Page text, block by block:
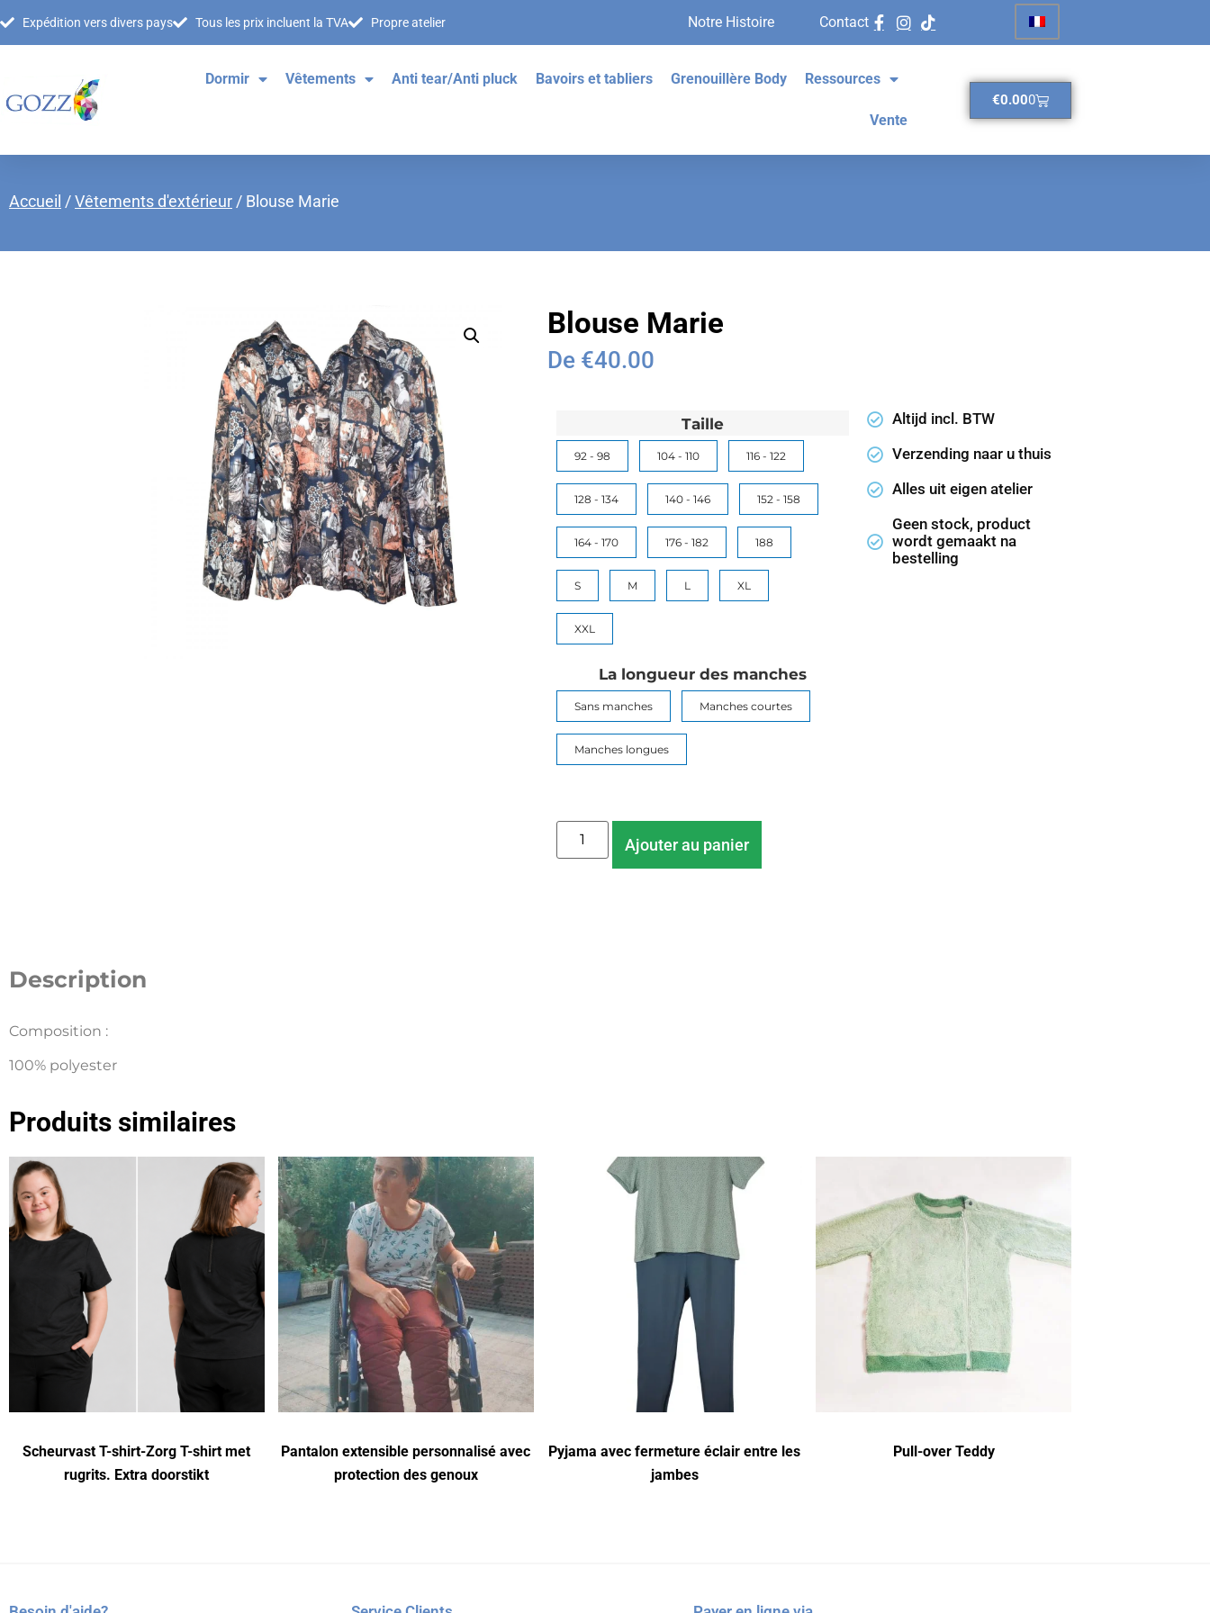
Expédition vers divers pays Tous les prix incluent la TVA Propre atelier Notre Histoire Contact
Dormir Vêtements Anti tear/Anti pluck Bavoirs et tabliers Grenouillère Body Ressources
Vente
€0.000
Accueil /Vêtements d'extérieur / Blouse Marie
Blouse Marie
De €40.00
Taille
92 - 98 104 - 110 116 - 122
128 - 134 140 - 146 152 - 158
164 - 170 176 - 182 188
S M L XL
XXL
La longueur des manches
Sans manches Manches courtes
Manches longues
Ajouter au panier
Altijd incl. BTW
Verzending naar u thuis
Alles uit eigen atelier
Geen stock, product
wordt gemaakt na
bestelling
Description
Composition :
100% polyester
Produits similaires
Scheurvast T-shirt-Zorg T-shirt met
rugrits. Extra doorstikt
Pantalon extensible personnalisé avec
protection des genoux
Pyjama avec fermeture éclair entre les
jambes
Pull-over Teddy